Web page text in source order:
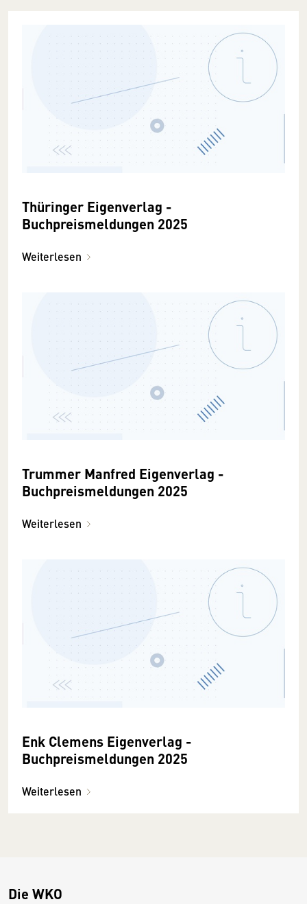
Thüringer Eigenverlag -
Buchpreismeldungen 2025
Weiterlesen
Trummer Manfred Eigenverlag -
Buchpreismeldungen 2025
Weiterlesen
Enk Clemens Eigenverlag -
Buchpreismeldungen 2025
Weiterlesen
Die WKO